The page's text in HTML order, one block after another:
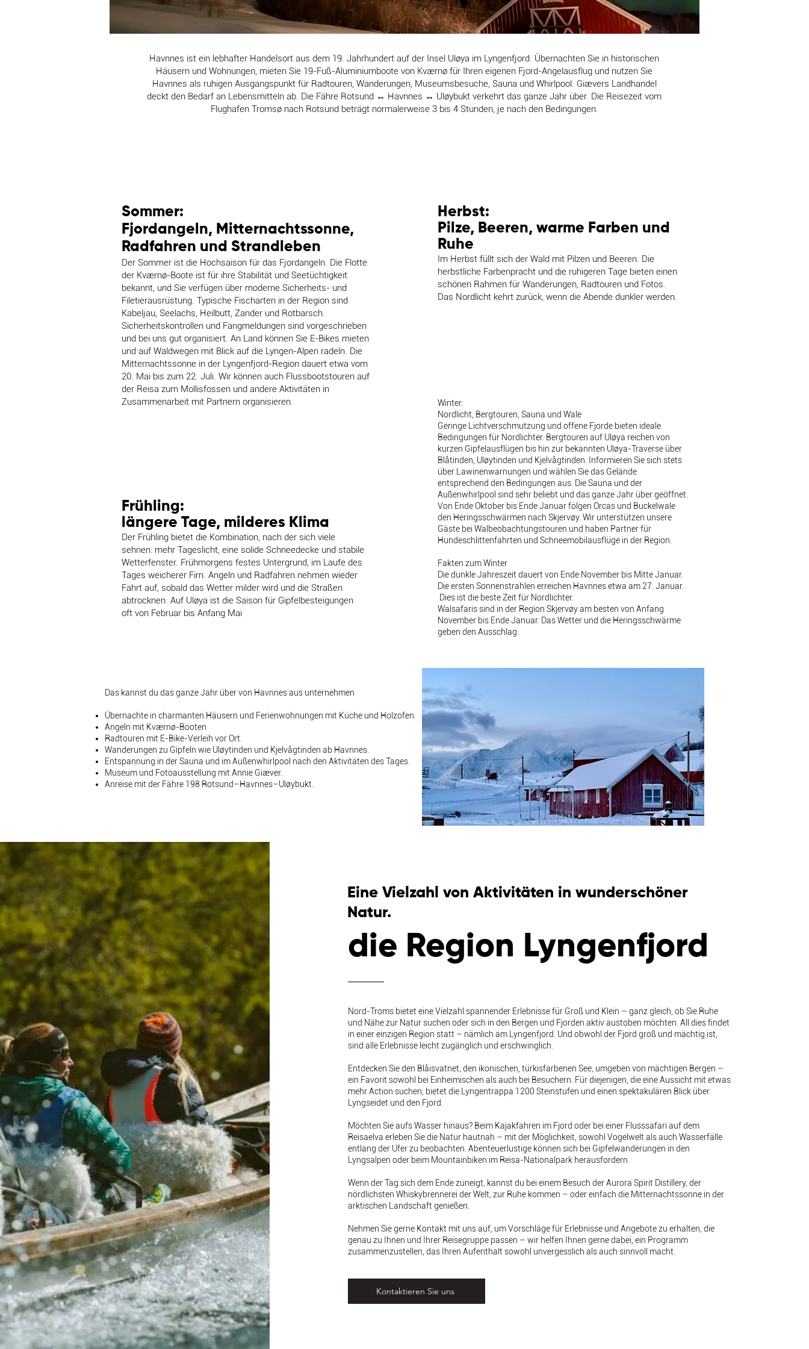
Havnnes ist ein lebhafter Handelsort aus dem 19. Jahrhundert auf der Insel Uløya im Lyngenfjord. Übernachten Sie in historischen
Häusern und Wohnungen, mieten Sie 19-Fuß-Aluminiumboote von Kværnø für Ihren eigenen Fjord-Angelausflug und nutzen Sie
Havnnes als ruhigen Ausgangspunkt für Radtouren, Wanderungen, Museumsbesuche, Sauna und Whirlpool. Giævers Landhandel
deckt den Bedarf an Lebensmitteln ab. Die Fähre Rotsund ↔ Havnnes ↔ Uløybukt verkehrt das ganze Jahr über. Die Reisezeit vom
Flughafen Tromsø nach Rotsund beträgt normalerweise 3 bis 4 Stunden, je nach den Bedingungen.
Sommer:
Fjordangeln, Mitternachtssonne,
Radfahren und Strandleben
Der Sommer ist die Hochsaison für das Fjordangeln. Die Flotte
der Kværnø-Boote ist für ihre Stabilität und Seetüchtigkeit
bekannt, und Sie verfügen über moderne Sicherheits- und
Filetierausrüstung. Typische Fischarten in der Region sind
Kabeljau, Seelachs, Heilbutt, Zander und Rotbarsch.
Sicherheitskontrollen und Fangmeldungen sind vorgeschrieben
und bei uns gut organisiert. An Land können Sie E-Bikes mieten
und auf Waldwegen mit Blick auf die Lyngen-Alpen radeln. Die
Mitternachtssonne in der Lyngenfjord-Region dauert etwa vom
20. Mai bis zum 22. Juli. Wir können auch Flussbootstouren auf
der Reisa zum Mollisfossen und andere Aktivitäten in
Zusammenarbeit mit Partnern organisieren.
Frühling:
längere Tage, milderes Klima
Der Frühling bietet die Kombination, nach der sich viele
sehnen: mehr Tageslicht, eine solide Schneedecke und stabile
Wetterfenster. Frühmorgens festes Untergrund, im Laufe des
Tages weicherer Firn. Angeln und Radfahren nehmen wieder
Fahrt auf, sobald das Wetter milder wird und die Straßen
abtrocknen. Auf Uløya ist die Saison für Gipfelbesteigungen
oft von Februar bis Anfang Mai
Herbst:
Pilze, Beeren, warme Farben und
Ruhe
Im Herbst füllt sich der Wald mit Pilzen und Beeren. Die
herbstliche Farbenpracht und die ruhigeren Tage bieten einen
schönen Rahmen für Wanderungen, Radtouren und Fotos.
Das Nordlicht kehrt zurück, wenn die Abende dunkler werden.
Winter:
Nordlicht, Bergtouren, Sauna und Wale
Geringe Lichtverschmutzung und offene Fjorde bieten ideale
Bedingungen für Nordlichter. Bergtouren auf Uløya reichen von
kurzen Gipfelausflügen bis hin zur bekannten Uløya-Traverse über
Blåtinden, Uløytinden und Kjelvågtinden. Informieren Sie sich stets
über Lawinenwarnungen und wählen Sie das Gelände
entsprechend den Bedingungen aus. Die Sauna und der
Außenwhirlpool sind sehr beliebt und das ganze Jahr über geöffnet.
Von Ende Oktober bis Ende Januar folgen Orcas und Buckelwale
den Heringsschwärmen nach Skjervøy. Wir unterstützen unsere
Gäste bei Walbeobachtungstouren und haben Partner für
Hundeschlittenfahrten und Schneemobilausflüge in der Region.
Fakten zum Winter
Die dunkle Jahreszeit dauert von Ende November bis Mitte Januar.
Die ersten Sonnenstrahlen erreichen Havnnes etwa am 27. Januar.
Dies ist die beste Zeit für Nordlichter.
Walsafaris sind in der Region Skjervøy am besten von Anfang
November bis Ende Januar. Das Wetter und die Heringsschwärme
geben den Ausschlag.
Das kannst du das ganze Jahr über von Havnnes aus unternehmen
Übernachte in charmanten Häusern und Ferienwohnungen mit Küche und Holzofen.
Angeln mit Kværnø-Booten
Radtouren mit E-Bike-Verleih vor Ort.
Wanderungen zu Gipfeln wie Uløytinden und Kjelvågtinden ab Havnnes.
Entspannung in der Sauna und im Außenwhirlpool nach den Aktivitäten des Tages.
Museum und Fotoausstellung mit Annie Giæver.
Anreise mit der Fähre 198 Rotsund–Havnnes–Uløybukt.
Eine Vielzahl von Aktivitäten in wunderschöner
Natur.
die Region Lyngenfjord
Nord-Troms bietet eine Vielzahl spannender Erlebnisse für Groß und Klein – ganz gleich, ob Sie Ruhe
und Nähe zur Natur suchen oder sich in den Bergen und Fjorden aktiv austoben möchten. All dies findet
in einer einzigen Region statt – nämlich am Lyngenfjord. Und obwohl der Fjord groß und mächtig ist,
sind alle Erlebnisse leicht zugänglich und erschwinglich.
Entdecken Sie den Blåisvatnet, den ikonischen, türkisfarbenen See, umgeben von mächtigen Bergen –
ein Favorit sowohl bei Einheimischen als auch bei Besuchern. Für diejenigen, die eine Aussicht mit etwas
mehr Action suchen, bietet die Lyngentrappa 1200 Steinstufen und einen spektakulären Blick über
Lyngseidet und den Fjord.
Möchten Sie aufs Wasser hinaus? Beim Kajakfahren im Fjord oder bei einer Flusssafari auf dem
Reisaelva erleben Sie die Natur hautnah – mit der Möglichkeit, sowohl Vogelwelt als auch Wasserfälle
entlang der Ufer zu beobachten. Abenteuerlustige können sich bei Gipfelwanderungen in den
Lyngsalpen oder beim Mountainbiken im Reisa-Nationalpark herausfordern.
Wenn der Tag sich dem Ende zuneigt, kannst du bei einem Besuch der Aurora Spirit Distillery, der
nördlichsten Whiskybrennerei der Welt, zur Ruhe kommen – oder einfach die Mitternachtssonne in der
arktischen Landschaft genießen.
Nehmen Sie gerne Kontakt mit uns auf, um Vorschläge für Erlebnisse und Angebote zu erhalten, die
genau zu Ihnen und Ihrer Reisegruppe passen – wir helfen Ihnen gerne dabei, ein Programm
zusammenzustellen, das Ihren Aufenthalt sowohl unvergesslich als auch sinnvoll macht.
Kontaktieren Sie uns